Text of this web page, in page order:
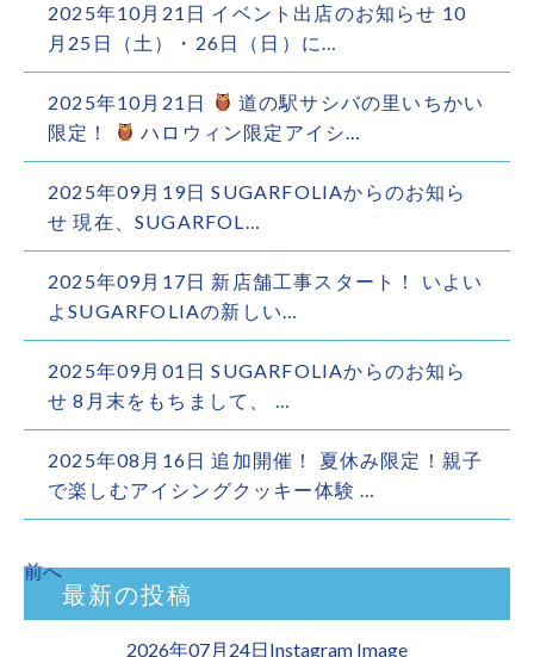
2025年10月21日 イベント出店のお知らせ 10
月25日（土）・26日（日）に…
2025年10月21日
道の駅サシバの里いちかい
限定！
ハロウィン限定アイシ…
2025年09月19日 SUGARFOLIAからのお知ら
せ 現在、SUGARFOL…
2025年09月17日 新店舗工事スタート！ いよい
よSUGARFOLIAの新しい…
2025年09月01日 SUGARFOLIAからのお知ら
せ 8月末をもちまして、 …
2025年08月16日 追加開催！ 夏休み限定！親子
で楽しむアイシングクッキー体験 …
前へ
最新の投稿
2026年07月24日Instagram Image